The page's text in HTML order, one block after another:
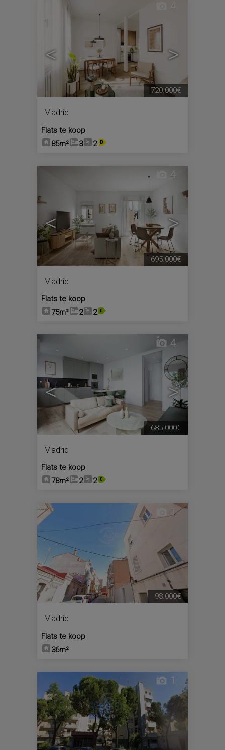
< >
4
Madrid
Flats te koop
85m²
3 2
720.000€
< >
4
Madrid
Flats te koop
75m²
2 2
695.000€
< >
4
Madrid
Flats te koop
78m²
2 2
685.000€
1
Madrid
Flats te koop
36m²
98.000€
1